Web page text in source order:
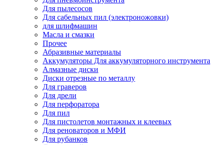
Для пылесосов
Для сабельных пил (электроножовки)
для шлифмашин
Масла и смазки
Прочее
Абразивные материалы
Аккумуляторы Для аккумуляторного инструмента
Алмазные диски
Диски отрезные по металлу
Для граверов
Для дрели
Для перфоратора
Для пил
Для пистолетов монтажных и клеевых
Для реноваторов и МФИ
Для рубанков